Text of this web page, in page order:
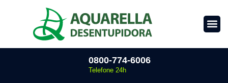
0800-774-6006
Telefone 24h